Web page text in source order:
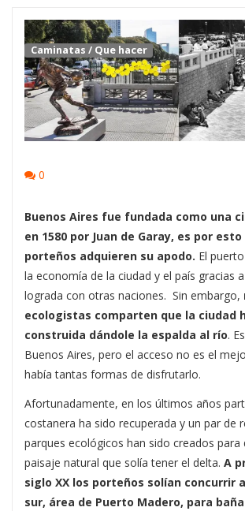
Caminatas / Que hacer
0
Buenos Aires fue fundada como una
en 1580 por Juan de Garay, es por
porteños adquieren su apodo. El
la economía de la ciudad y el país gracias
lograda con otras naciones. Sin embargo,
ecologistas comparten que la ciudad
construida dándole la espalda al río.
Buenos Aires, pero el acceso no es el
había tantas formas de disfrutarlo.
Afortunadamente, en los últimos años
costanera ha sido recuperada y un par de
parques ecológicos han sido creados para
paisaje natural que solía tener el delta. A
siglo XX los porteños solían concurrir
sur, área de Puerto Madero, para